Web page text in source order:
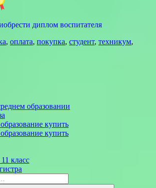
диплом воспитателя
, оплата, покупка, студент, техникум,
образовании
купить
купить
класс